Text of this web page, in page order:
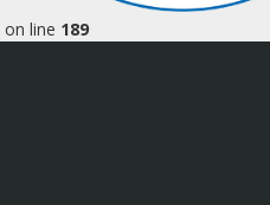
on line 189